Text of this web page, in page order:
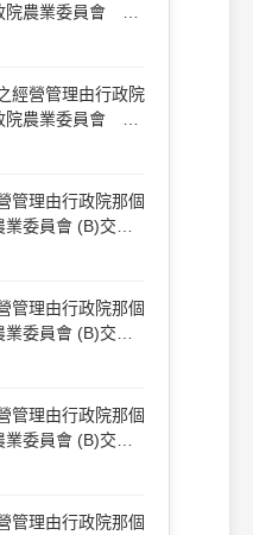
院農業委員會
經營管理由行政院
院農業委員會
管理由行政院那個
委員會 (B)交通
管理由行政院那個
委員會 (B)交通
管理由行政院那個
委員會 (B)交通
管理由行政院那個